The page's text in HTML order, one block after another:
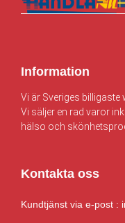
Information
Vi är Sveriges billigaste
Vi säljer en rad varor
hälso och
Kontakta oss
Kundtjänst via e-post :